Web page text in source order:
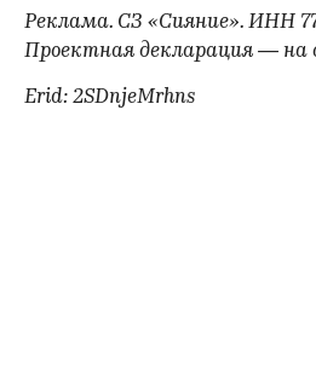
Реклама. СЗ «Сияние». ИНН
Проектная декларация — на
Erid: 2SDnjeMrhns